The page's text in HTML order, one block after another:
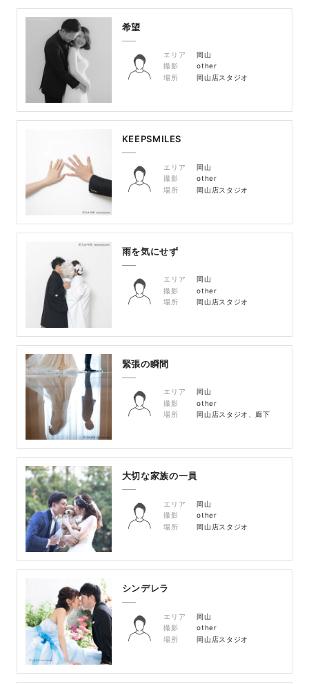
希望
エリア
岡山
撮影
other
場所
岡山店スタジオ
KEEPSMILES
エリア
岡山
撮影
other
場所
岡山店スタジオ
雨を気にせず
エリア
岡山
撮影
other
場所
岡山店スタジオ
緊張の瞬間
エリア
岡山
撮影
other
場所
岡山店スタジオ、廊下
大切な家族の一員
エリア
岡山
撮影
other
場所
岡山店スタジオ
シンデレラ
エリア
岡山
撮影
other
場所
岡山店スタジオ